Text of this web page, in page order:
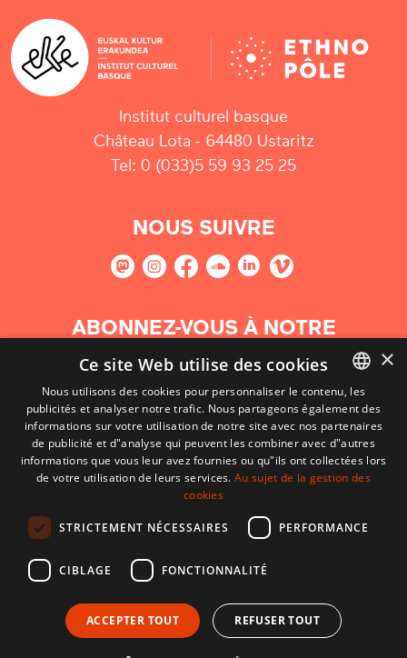
Institut culturel basque
Château Lota - 64480 Ustaritz
Tel: 0 (033)5 59 93 25 25
NOUS SUIVRE
ABONNEZ-VOUS À NOTRE
NEWSLETTER
S'abonner
CONDITIONS D'UTILISATION
BASQUE
FRENCH
×
Ce site Web utilise des cookies
Nous utilisons des cookies pour personnaliser le contenu, les
publicités et analyser notre trafic. Nous partageons également des
informations sur votre utilisation de notre site avec nos partenaires
de publicité et d"analyse qui peuvent les combiner avec d"autres
informations que vous leur avez fournies ou qu"ils ont collectées lors
de votre utilisation de leurs services.Au sujet de la gestion des
cookies
STRICTEMENT NÉCESSAIRES PERFORMANCE
CIBLAGE FONCTIONNALITÉ
ACCEPTER TOUT REFUSER TOUT